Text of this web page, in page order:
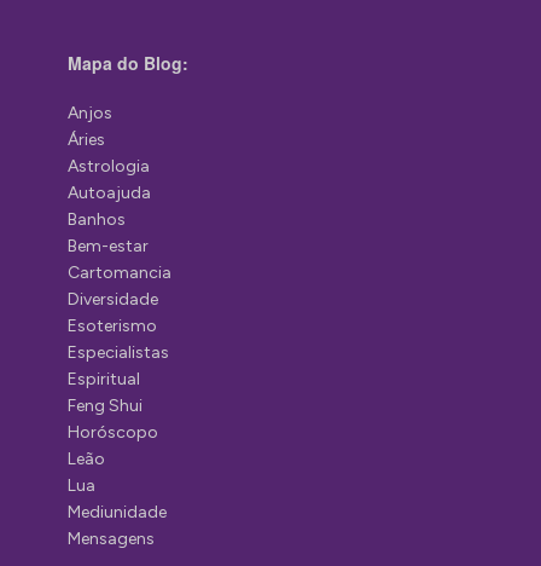
Mapa do Blog:
Anjos
Áries
Astrologia
Autoajuda
Banhos
Bem-estar
Cartomancia
Diversidade
Esoterismo
Especialistas
Espiritual
Feng Shui
Horóscopo
Leão
Lua
Mediunidade
Mensagens